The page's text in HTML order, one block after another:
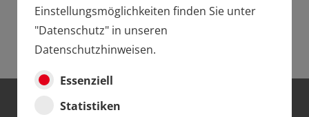
Einstellungsmöglichkeiten finden Sie unter
"Datenschutz" in unseren
Datenschutzhinweisen.
Essenziell
Statistiken